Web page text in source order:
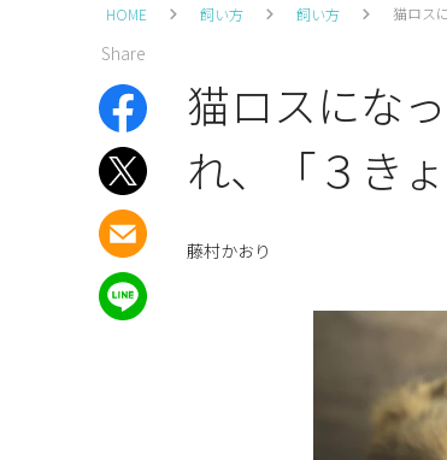
HOME 飼い方 飼い方 猫ロス
Share
猫ロスにな
れ、「３き
藤村かおり